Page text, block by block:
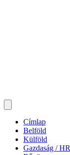
Címlap
Belföld
Külföld
Gazdaság / HR